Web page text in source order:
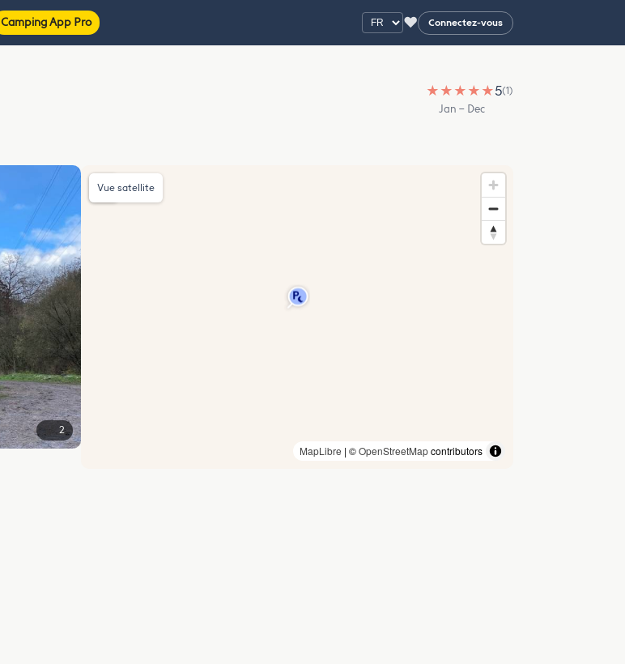
Camping App Pro ♥ Connectez-vous
★ ★ ★ ★ ★5(1)
Jan – Dec
2
MapLibre | ©OpenStreetMapcontributors
Vue satellite